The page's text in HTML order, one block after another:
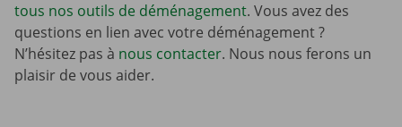
tous nos outils de déménagement. Vous avez des
questions en lien avec votre déménagement ?
N’hésitez pas à nous contacter. Nous nous ferons un
plaisir de vous aider.